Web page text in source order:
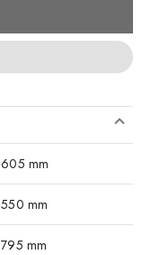
605 mm
550 mm
795 mm